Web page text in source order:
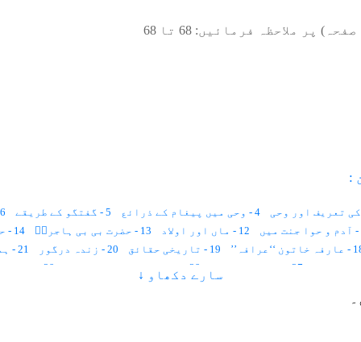
پر ملاحظہ فرمائیں: 68 تا 68
:
4 - وحی میں پیغام کے ذرائع 5 - گفتگو کے طریقے
6 - وحی کی قسمیں
12 - ماں اور اولاد
13 - حضرت بی بی ہاجرہؑ
14 - حضرت عیسیٰ علیہ السلام
‘‘عرافہ’’
19 - تاریخی حقائق 20 - زندہ درگور
21 - ہمارے دانشور
27 - انگریزی زبان
29 - عورت کو بھینٹ چڑھانا
29 - بیوہ عورت
37 - ہزار برس
سارے دکھاو ↓